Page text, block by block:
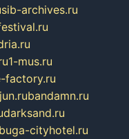
sib-archives.ru
1-mus.ru
factory.ru
bandamn.ru
darksand.ru
cityhotel.ru